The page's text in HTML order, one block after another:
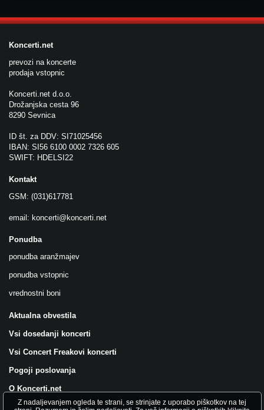
Koncerti.net
prevozi na koncerte
prodaja vstopnic
Koncerti.net d.o.o.
Drožanjska cesta 96
8290 Sevnica
ID št. za DDV: SI71025456
IBAN: SI56 6100 0002 7326 605
SWIFT: HDELSI22
Kontakt
GSM: (031)617781
email: koncerti@koncerti.net
Ponudba
ponudba aranžmajev
ponudba vstopnic
vrednostni boni
Aktualna obvestila
Vsi dosedanji koncerti
Vsi Concert Freakovi koncerti
Pogoji poslovanja
O Koncerti.net
Z nadaljevanjem ogleda te strani, se strinjate z uporabo piškotkov na tej